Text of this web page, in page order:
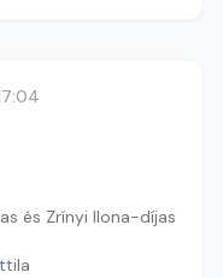
és Zrínyi Ilona-díjas